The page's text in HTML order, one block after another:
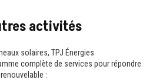
activités
solaires, TPJ Énergies
complète de services pour répondre
: